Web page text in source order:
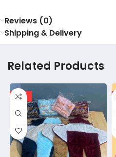
Reviews (0)
Shipping & Delivery
Related Products
-18%